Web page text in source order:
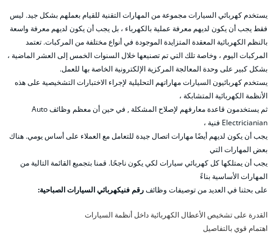
يستخدم كهربائي السيارات مجموعة من المهارات التقنية للقيام بعملهم بشكل جيد. ليس
فقط يجب أن يكون لديهم معرفة عملية بالكهرباء ، بل يجب أن يكون لديهم معرفة واسعة
بالنظم الكهربائية المعقدة المتزايدة الموجودة في أنواع مختلفة من المركبات. تعتمد
المركبات اليوم ، وخاصة تلك التي تم تصنيعها خلال السنوات الخمس إلى العشر الماضية ،
بشكل كبير على وحدة المعالجة المركزية الإلكترونية الخاصة بها للعمل.
يستخدم كهربائيون السيارات مهاراتهم التحليلية لإجراء الاختبارات التشخيصية على هذه
الأنظمة الكهربائية المتشابكة ،
ثم يستخدمون قاعدة معارفهم لإصلاح المشكلة , في حين أن معظم وظائف Auto
Electricianian فنية ،
يجب أن يكون لديهم أيضًا مهارات اتصال جيدة للتعامل مع العملاء على أساس يومي. هناك
بعض المهارات التي
يجب أن يمتلكها كل كهربائي سيارات لكي يكون ناجحًا. قمنا بتجميع القائمة التالية من
المهارات الأساسية بناءً
على بحثنا في العديد من توصيفات وظائفرقم فنيكهربائي السيارات الصباحية:
القدرة على تشخيص الأعطال الكهربائية داخل أنظمة السيارات
اهتمام قوي بالتفاصيل